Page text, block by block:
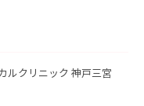
ルクリニック 神戸三宮